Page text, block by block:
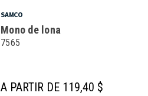
SAMCO
Mono de lona
7565
A PARTIR DE 119,40 $